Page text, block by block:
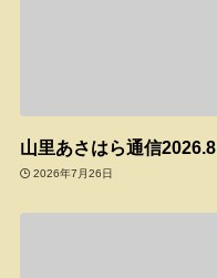
山里あさはら通信2026.8
2026年7月26日